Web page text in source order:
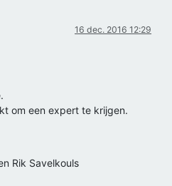
16 dec. 2016 12:29
om een expert te krijgen.
Rik Savelkouls